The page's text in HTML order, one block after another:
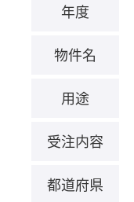
年度
物件名
用途
受注内容
都道府県